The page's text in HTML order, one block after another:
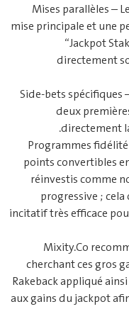
Mises parallèles –
mise principale et une
“Jackpot
directement
Side‑bets spécifiques
deux
directement
Programmes
points convertibles
réinvestis comme
progressive ;
incitatif très efficace
Mixity.Co
cherchant ces gros
Rakeback appliqué
aux gains du jackpot